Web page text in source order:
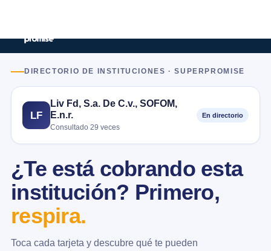
DIRECTORIO DE INSTITUCIONES · SUPERPROMISE
LF
Liv Fd, S.a. De C.v., SOFOM,
E.n.r.
Consultado 29 veces
En directorio
¿Te está cobrando esta
institución? Primero,
respira.
Toca cada tarjeta y descubre qué te pueden